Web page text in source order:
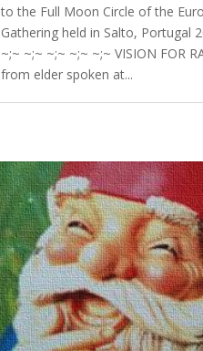
to the Full Moon Circle of the
Gathering held in Salto, Portugal
~;~ ~;~ ~;~ ~;~ ~;~ VISION FOR
from elder spoken at...